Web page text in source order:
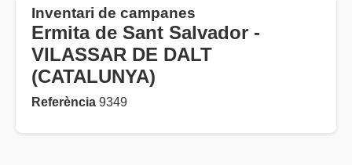
Inventari de campanes
Ermita de Sant Salvador -
VILASSAR DE DALT
(CATALUNYA)
Referència 9349